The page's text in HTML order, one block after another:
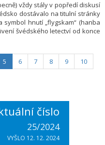
vždy stály v popředí diskusí
dostávalo na titulní stránky
hnutí „flygskam“ (hanba
švédského letectví od konce
1. července. Upozornila na to
5 6 7 8 9
10
číslo
25/2024
VYŠLO 12. 12. 2024